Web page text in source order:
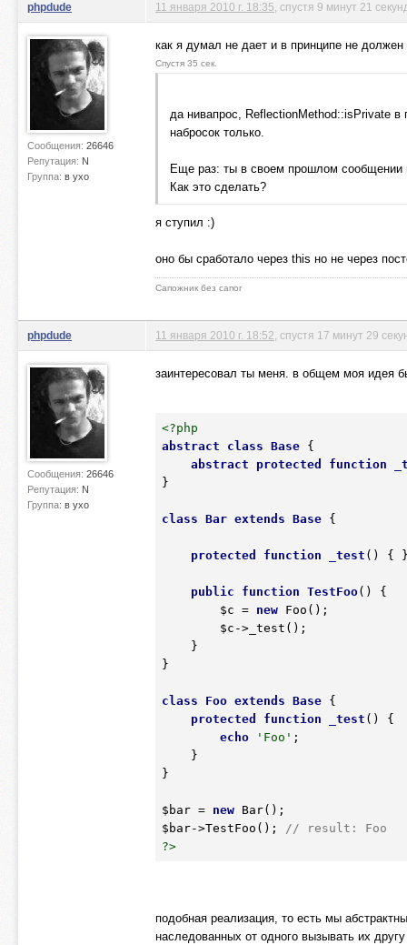
phpdude
Сообщения: 26646
Репутация: N
Группа: в ухо
11 января 2010 г. 18:35 , спустя 9 минут 21
как я думал не дает и в принципе не должен
Спустя 35 сек.
да нивапрос, ReflectionMethod::isPrivate
набросок только.
Еще раз: ты в своем прошлом сообщении
Как это сделать?
я ступил :)
оно бы сработало через this но не через
Сапожник без сапог
phpdude
Сообщения: 26646
Репутация: N
Группа: в ухо
11 января 2010 г. 18:52 , спустя 17 минут 29
заинтересовал ты меня. в общем моя идея
<?php
abstract
class Base {
abstract
protected function
}
class Bar extends Base {
protected function _test () {
public function TestFoo()
{
$c = new Foo();
$c ->_test();
}
class Foo extends Base {
protected
function _test ()
{
echo
'Foo' ;
}
$bar = new
$bar->TestFoo();
// result: Foo
?>
подобная реализация, то есть мы
наследованных от одного вызывать их